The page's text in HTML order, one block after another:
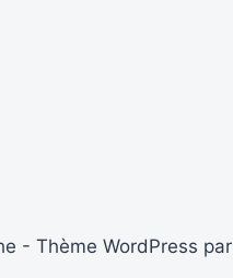
- Thème WordPress par